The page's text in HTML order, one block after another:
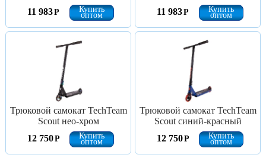
11 983Р Купить
оптом
11 983Р Купить
оптом
Трюковой самокат TechTeam
Scout нео-хром
12 750Р Купить
оптом
Трюковой самокат TechTeam
Scout синий-красный
12 750Р Купить
оптом